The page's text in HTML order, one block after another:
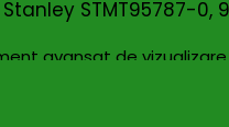
STMT95787-0,
avansat de
de detaliate și clare,